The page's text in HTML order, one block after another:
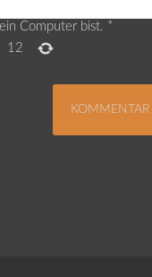
Computer bist. *
12